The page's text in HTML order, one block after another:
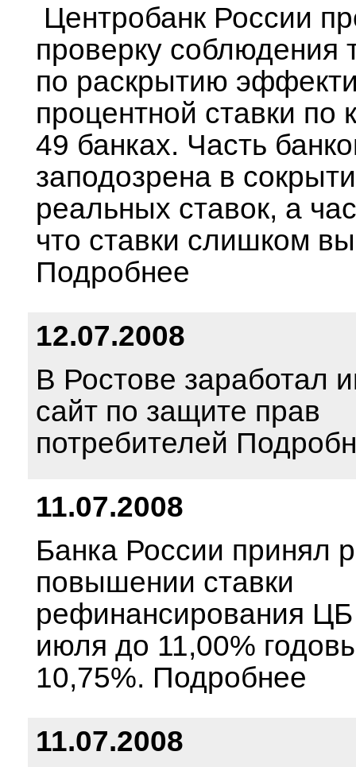
Центробанк России
проверку соблюдения
по раскрытию
процентной ставки по
49 банках. Часть
заподозрена в
реальных ставок, а
что ставки слишком
Подробнее
12.07.2008
В Ростове заработал
сайт по защите прав
потребителей
11.07.2008
Банка России принял
повышении ставки
рефинансирования
июля до 11,00%
10,75%. Подробнее
11.07.2008